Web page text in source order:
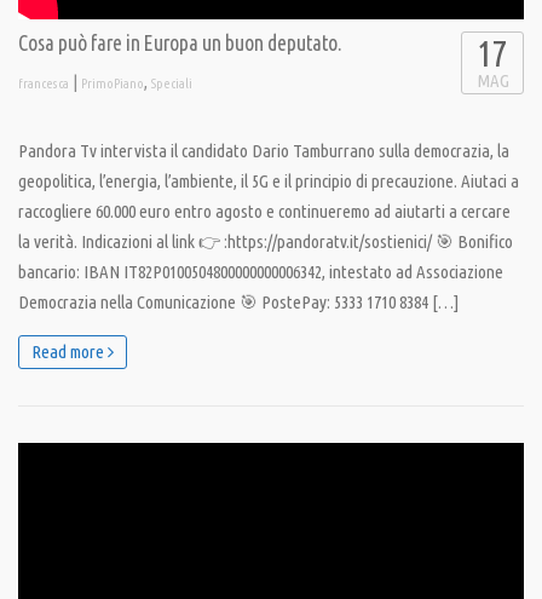
Cosa può fare in Europa un buon deputato.
francesca | PrimoPiano, Speciali
17
MAG
Pandora Tv intervista il candidato Dario Tamburrano sulla democrazia, la
geopolitica, l’energia, l’ambiente, il 5G e il principio di precauzione. Aiutaci a
raccogliere 60.000 euro entro agosto e continueremo ad aiutarti a cercare
la verità. Indicazioni al link 👉 :https://pandoratv.it/sostienici/ 🎯 Bonifico
bancario: IBAN IT82P0100504800000000006342, intestato ad Associazione
Democrazia nella Comunicazione 🎯 PostePay: 5333 1710 8384 […]
Read more